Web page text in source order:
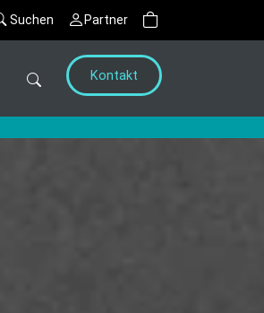
Suchen Partner
Kontakt